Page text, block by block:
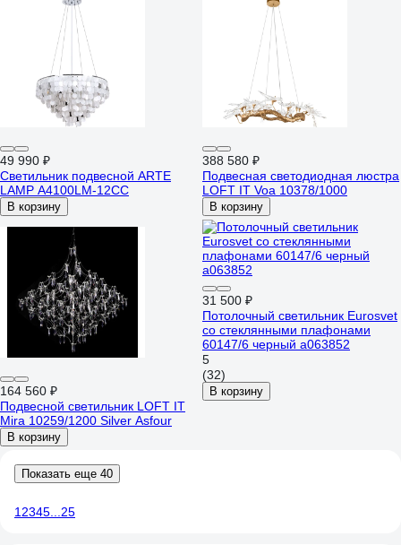
49 990 ₽
Светильник подвесной ARTE
LAMP A4100LM-12CC
В корзину
388 580 ₽
Подвесная светодиодная люстра
LOFT IT Voa 10378/1000
В корзину
164 560 ₽
Подвесной светильник LOFT IT
Mira 10259/1200 Silver Asfour
В корзину
31 500 ₽
Потолочный светильник Eurosvet
со стеклянными плафонами
60147/6 черный a063852
5
(32)
В корзину
Показать еще 40
1 2345 25